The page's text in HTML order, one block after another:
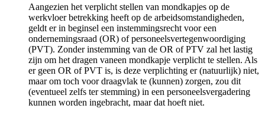
Aangezien het verplicht stellen van mondkapjes op de
werkvloer betrekking heeft op de arbeidsomstandigheden,
geldt er in beginsel een instemmingsrecht voor een
ondernemingsraad (OR) of personeelsvertegenwoordiging
(PVT). Zonder instemming van de OR of PTV zal het lastig
zijn om het dragen vaneen mondkapje verplicht te stellen. Als
er geen OR of PVT is, is deze verplichting er (natuurlijk) niet,
maar om toch voor draagvlak te (kunnen) zorgen, zou dit
(eventueel zelfs ter stemming) in een personeelsvergadering
kunnen worden ingebracht, maar dat hoeft niet.